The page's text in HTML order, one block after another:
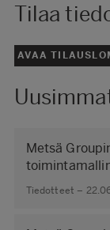
Tilaa
AVAA
Metsä
Tiedotteet –